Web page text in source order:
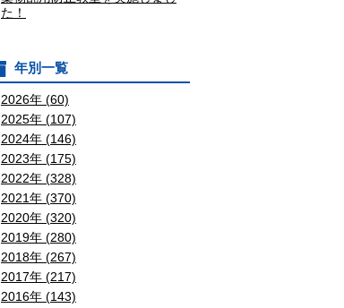
た！
年別一覧
2026年 (60)
2025年 (107)
2024年 (146)
2023年 (175)
2022年 (328)
2021年 (370)
2020年 (320)
2019年 (280)
2018年 (267)
2017年 (217)
2016年 (143)